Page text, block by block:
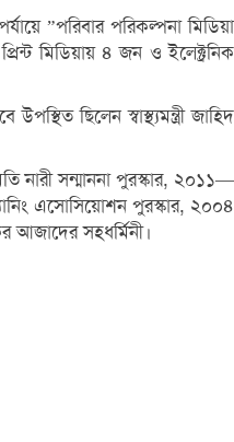
”পরিবার পরিকল্পনা মিডিয়া
মিডিয়ায় ৪ জন ও ইলেক্ট্রনিক
ছিলেন স্বাস্থ্যমন্ত্রী জাহিদ
নারী সন্মাননা পুরস্কার, ২০১১—
এসোসিয়োশন পুরস্কার, ২০০৪
আজাদের সহধর্মিনী।